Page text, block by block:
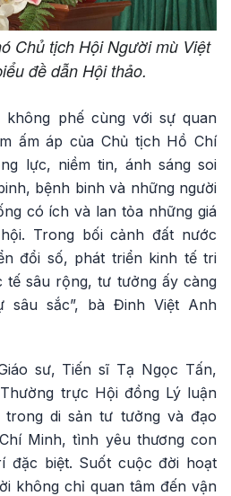
Chủ tịch Hội Người mù Việt
đề dẫn Hội thảo.
không phế cùng với sự quan
ấm áp của Chủ tịch Hồ Chí
lực, niềm tin, ánh sáng soi
bệnh binh và những người
có ích và lan tỏa những giá
Trong bối cảnh đất nước
đổi số, phát triển kinh tế tri
tế sâu rộng, tư tưởng ấy càng
sâu sắc”, bà Đinh Việt Anh
sư, Tiến sĩ Tạ Ngọc Tấn,
trực Hội đồng Lý luận
di sản tư tưởng và đạo
Minh, tình yêu thương con
đặc biệt. Suốt cuộc đời hoạt
không chỉ quan tâm đến vận